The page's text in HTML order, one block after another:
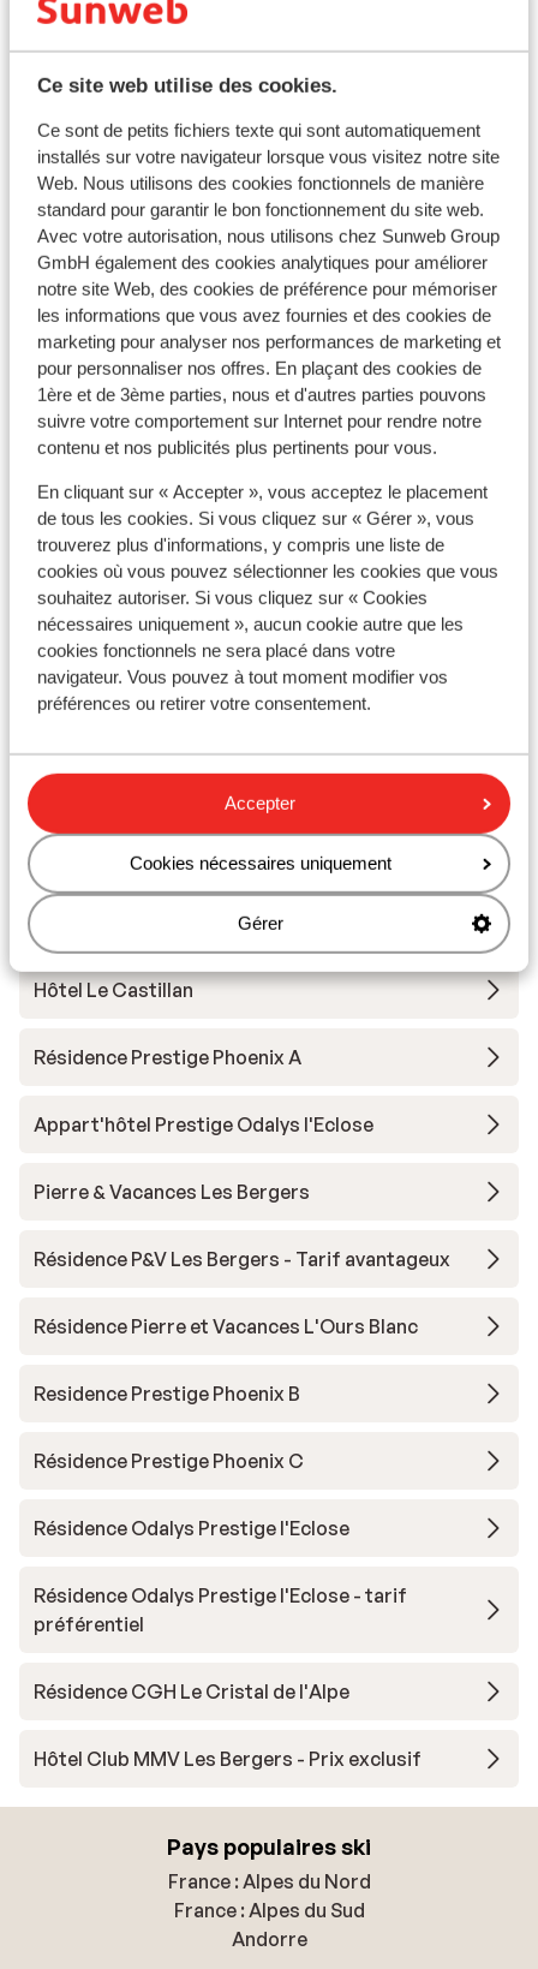
Ce site web utilise des cookies.
Ce sont de petits fichiers texte qui sont automatiquement
installés sur votre navigateur lorsque vous visitez notre site
Web. Nous utilisons des cookies fonctionnels de manière
standard pour garantir le bon fonctionnement du site web.
Avec votre autorisation, nous utilisons chez Sunweb Group
GmbH également des cookies analytiques pour améliorer
notre site Web, des cookies de préférence pour mémoriser
les informations que vous avez fournies et des cookies de
marketing pour analyser nos performances de marketing et
pour personnaliser nos offres. En plaçant des cookies de
1ère et de 3ème parties, nous et d'autres parties pouvons
suivre votre comportement sur Internet pour rendre notre
contenu et nos publicités plus pertinents pour vous.
En cliquant sur « Accepter », vous acceptez le placement
de tous les cookies. Si vous cliquez sur « Gérer », vous
trouverez plus d'informations, y compris une liste de
cookies où vous pouvez sélectionner les cookies que vous
souhaitez autoriser. Si vous cliquez sur « Cookies
nécessaires uniquement », aucun cookie autre que les
cookies fonctionnels ne sera placé dans votre
navigateur. Vous pouvez à tout moment modifier vos
préférences ou retirer votre consentement.
Accepter
Cookies nécessaires uniquement
Gérer
épicurien à la recherche de grands espaces enneigés…
un séjour au ski à l’Alpe d’Huez vous réserve de belles
surprises !
8.6 Excellent
Appart'hôtel Prestige Odalys
l'Eclose
Alpe d'Huez Alpe d'Huez Grand Domaine Ski
France
Complexe luxueux
À seulement 100 mètres des remontées
mécaniques
Piscine intérieure chauffée et sauna
Sam. 5 Déc. - Sam. 12 Déc.
Logement seul 2pers.
prix p.p. à partir de
891 €
Voir
Autres hébergements - Alpe d'Huez
Résidence Daria-I Nor
Hotel Au Chamois d'Or
Hôtel Le Castillan
Résidence Prestige Phoenix A
Appart'hôtel Prestige Odalys l'Eclose
Pierre & Vacances Les Bergers
Résidence P&V Les Bergers - Tarif avantageux
Résidence Pierre et Vacances L'Ours Blanc
Residence Prestige Phoenix B
Résidence Prestige Phoenix C
Résidence Odalys Prestige l'Eclose
Résidence Odalys Prestige l'Eclose - tarif
préférentiel
Résidence CGH Le Cristal de l'Alpe
Hôtel Club MMV Les Bergers - Prix exclusif
Pays populaires ski
France : Alpes du Nord
France : Alpes du Sud
Andorre